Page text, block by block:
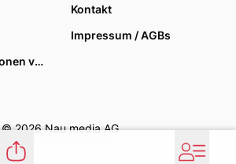
Kontakt
Impressum / AGBs
Datenschutzoptionen verwalten
© 2026 Nau media AG